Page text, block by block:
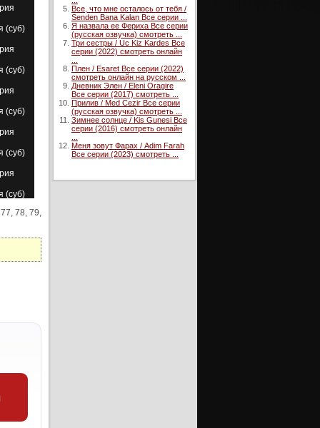
(суб)
(суб)
(суб)
(суб)
(суб)
(суб)
78, 79,
Все, что мне осталось от тебя /
Senden Bana Kalan Все серии ...
Я назвала ее Фериха Все серии
(русская озвучка) смотреть ...
Три сестры / Uc Kiz Kardes Все
серии (2022) смотреть онлайн
Плен / Esaret Все серии (2022)
смотреть онлайн на русском ...
Дневник Элен / Eleni Oragire
Все серии (2017) смотреть ...
Прилив / Med Cezir Все серии
(русская озвучка) смотреть ...
Зимнее солнце / Kis Gunesi Все
серии (2016) смотреть онлайн
Меня зовут Фарах / Adim Farah
Все серии (2023) смотреть ...